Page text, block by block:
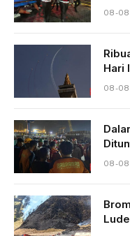
08-
Hari
08-
08-